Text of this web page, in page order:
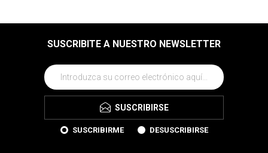
SUSCRIBITE A NUESTRO NEWSLETTER
SUSCRIBIRSE
SUSCRIBIRME DESUSCRIBIRSE